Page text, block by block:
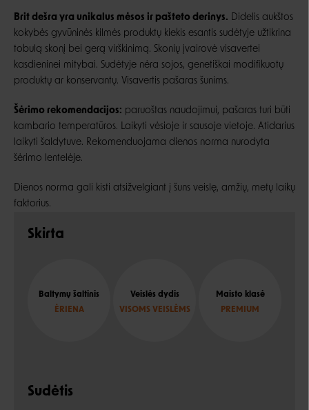
Brit dešra yra unikalus mėsos ir pašteto derinys. Didelis aukštos
kokybės gyvūninės kilmės produktų kiekis esantis sudėtyje užtikrina
tobulą skonį bei gerą virškinimą. Skonių įvairovė visavertei
kasdieninei mitybai. Sudėtyje nėra sojos, genetiškai modifikuotų
produktų ar konservantų. Visavertis pašaras šunims.
Šėrimo rekomendacijos: paruoštas naudojimui, pašaras turi būti
kambario temperatūros. Laikyti vėsioje ir sausoje vietoje. Atidarius
laikyti šaldytuve. Rekomenduojama dienos norma nurodyta
šėrimo lentelėje.
Dienos norma gali kisti atsižvelgiant į šuns veislę, amžių, metų laikų
faktorius.
Skirta
Baltymų šaltinis
ĖRIENA
Veislės dydis
VISOMS VEISLĖMS
Maisto klasė
PREMIUM
Sudėtis